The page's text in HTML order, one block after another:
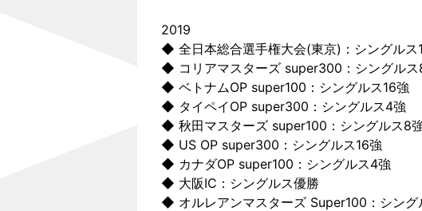
2019
◆ 全日本総合選手権大会(東京)：シングルス
◆ コリアマスターズ super300：シングルス
◆ ベトナムOP super100：シングルス16強
◆ タイペイOP super300：シングルス4強
◆ 秋田マスターズ super100：シングルス8
◆ US OP super300：シングルス16強
◆ カナダOP super100：シングルス4強
◆ 大阪IC：シングルス優勝
◆ オルレアンマスターズ Super100：シング